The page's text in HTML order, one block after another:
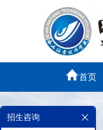
首页
招生咨询